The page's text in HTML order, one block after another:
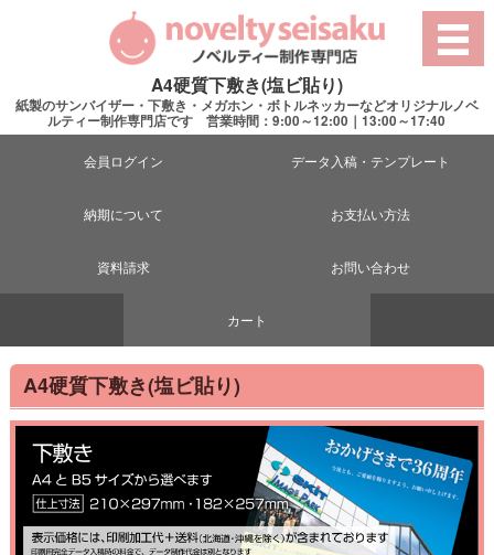
A4硬質下敷き(塩ビ貼り)
紙製のサンバイザー・下敷き・メガホン・ボトルネッカーなどオリジナルノベ
ルティー制作専門店です 営業時間：9:00～12:00｜13:00～17:40
会員ログイン データ入稿・テンプレート
納期について お支払い方法
資料請求 お問い合わせ
カート
A4硬質下敷き(塩ビ貼り)